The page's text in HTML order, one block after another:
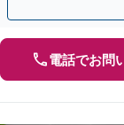
電話でお問